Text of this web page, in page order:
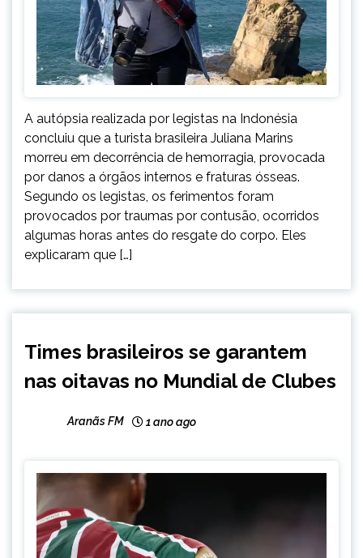
A autópsia realizada por legistas na Indonésia
concluiu que a turista brasileira Juliana Marins
morreu em decorrência de hemorragia, provocada
por danos a órgãos internos e fraturas ósseas.
Segundo os legistas, os ferimentos foram
provocados por traumas por contusão, ocorridos
algumas horas antes do resgate do corpo. Eles
explicaram que […]
INTERNACIONAL
NOTÍCIAS
Times brasileiros se garantem
nas oitavas no Mundial de Clubes
Aranãs FM 1 ano ago